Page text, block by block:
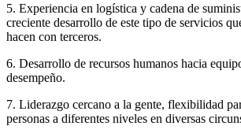
5. Experiencia en logística y cadena de
creciente desarrollo de este tipo de servicios
hacen con terceros.
6. Desarrollo de recursos humanos hacia
desempeño.
7. Liderazgo cercano a la gente, flexibilidad
personas a diferentes niveles en diversas